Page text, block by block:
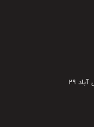
۲۹